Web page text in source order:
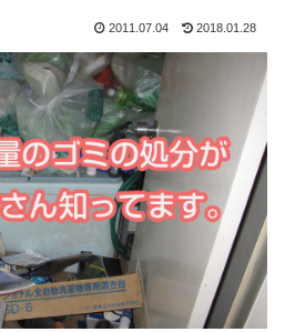
2011.07.04 2018.01.28